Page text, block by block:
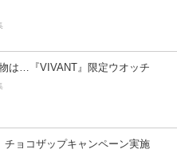
は…『VIVANT』限定ウオッチ
チョコザップキャンペーン実施